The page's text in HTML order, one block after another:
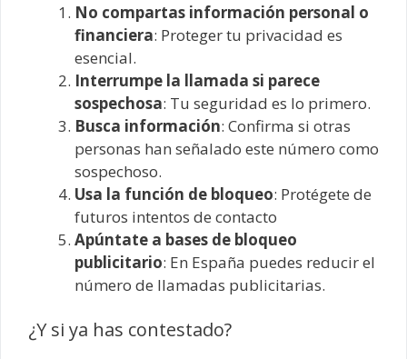
No compartas información personal o
financiera: Proteger tu privacidad es
esencial.
Interrumpe la llamada si parece
sospechosa: Tu seguridad es lo primero.
Busca información: Confirma si otras
personas han señalado este número como
sospechoso.
Usa la función de bloqueo: Protégete de
futuros intentos de contacto
Apúntate a bases de bloqueo
publicitario: En España puedes reducir el
número de llamadas publicitarias.
¿Y si ya has contestado?